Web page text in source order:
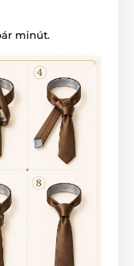
minút.